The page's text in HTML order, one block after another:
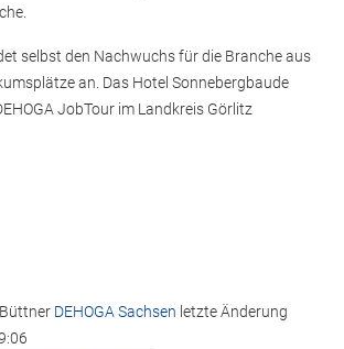
selbst den Nachwuchs für die Branche aus
an. Das Hotel Sonnebergbaude
JobTour im Landkreis Görlitz
DEHOGA Sachsen letzte Änderung